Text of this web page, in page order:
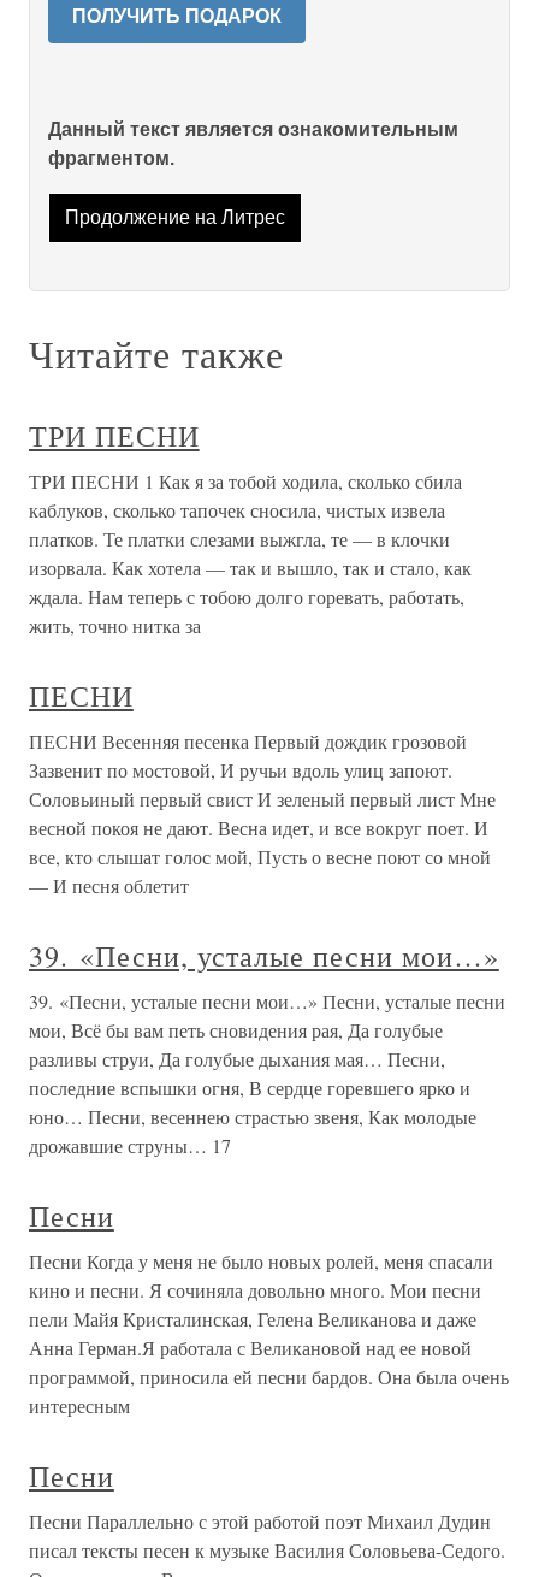
ПОЛУЧИТЬ ПОДАРОК
Данный текст является ознакомительным
фрагментом.
Продолжение на Литрес
Читайте также
ТРИ ПЕСНИ
ТРИ ПЕСНИ 1 Как я за тобой ходила, сколько сбила
каблуков, сколько тапочек сносила, чистых извела
платков. Те платки слезами выжгла, те — в клочки
изорвала. Как хотела — так и вышло, так и стало, как
ждала. Нам теперь с тобою долго горевать, работать,
жить, точно нитка за
ПЕСНИ
ПЕСНИ Весенняя песенка Первый дождик грозовой
Зазвенит по мостовой, И ручьи вдоль улиц запоют.
Соловьиный первый свист И зеленый первый лист Мне
весной покоя не дают. Весна идет, и все вокруг поет. И
все, кто слышат голос мой, Пусть о весне поют со мной
— И песня облетит
39. «Песни, усталые песни мои…»
39. «Песни, усталые песни мои…» Песни, усталые песни
мои, Всё бы вам петь сновидения рая, Да голубые
разливы струи, Да голубые дыхания мая… Песни,
последние вспышки огня, В сердце горевшего ярко и
юно… Песни, весеннею страстью звеня, Как молодые
дрожавшие струны… 17
Песни
Песни Когда у меня не было новых ролей, меня спасали
кино и песни. Я сочиняла довольно много. Мои песни
пели Майя Кристалинская, Гелена Великанова и даже
Анна Герман.Я работала с Великановой над ее новой
программой, приносила ей песни бардов. Она была очень
интересным
Песни
Песни Параллельно с этой работой поэт Михаил Дудин
писал тексты песен к музыке Василия Соловьева-Седого.